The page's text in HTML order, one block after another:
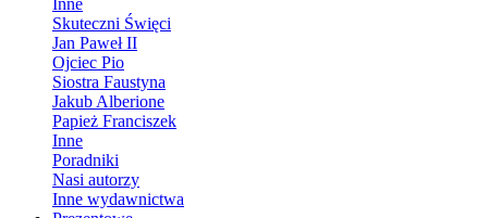
Inne
Skuteczni Święci
Jan Paweł II
Ojciec Pio
Siostra Faustyna
Jakub Alberione
Papież Franciszek
Inne
Poradniki
Nasi autorzy
Inne wydawnictwa